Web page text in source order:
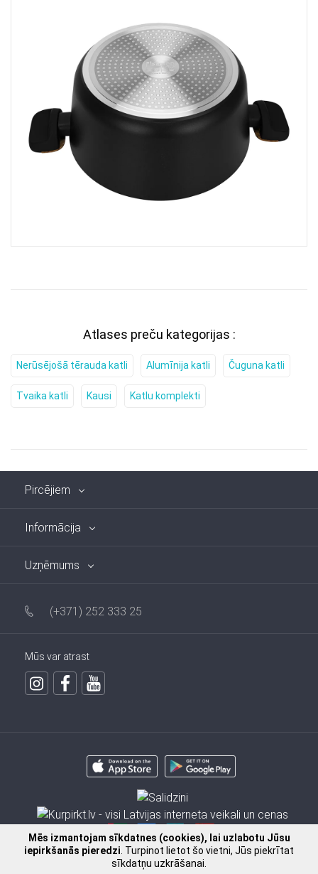
Mēs izmantojam sīkdatnes (cookies), lai uzlabotu Jūsu
iepirkšanās pieredzi . Turpinot lietot šo vietni, Jūs piekrītat
sīkdatņu uzkrāšanai.
Atlases preču kategorijas :
Nerūsējošā tērauda katli Alumīnija katli Čuguna katli
Tvaika katli Kausi Katlu komplekti
Pircējiem
Informācija
Uzņēmums
(+371) 252 333 25
Mūs var atrast